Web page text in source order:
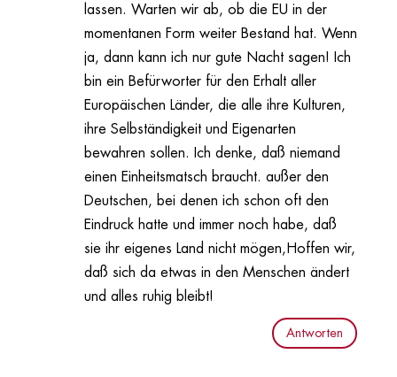
lassen. Warten wir ab, ob die EU in der
momentanen Form weiter Bestand hat. Wenn
ja, dann kann ich nur gute Nacht sagen! Ich
bin ein Befürworter für den Erhalt aller
Europäischen Länder, die alle ihre Kulturen,
ihre Selbständigkeit und Eigenarten
bewahren sollen. Ich denke, daß niemand
einen Einheitsmatsch braucht. außer den
Deutschen, bei denen ich schon oft den
Eindruck hatte und immer noch habe, daß
sie ihr eigenes Land nicht mögen,Hoffen wir,
daß sich da etwas in den Menschen ändert
und alles ruhig bleibt!
Antworten